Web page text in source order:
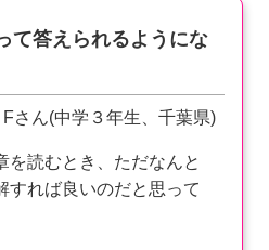
て答えられるようにな
Fさん(中学３年生、千葉県)
を読むとき、ただなんと
すれば良いのだと思って